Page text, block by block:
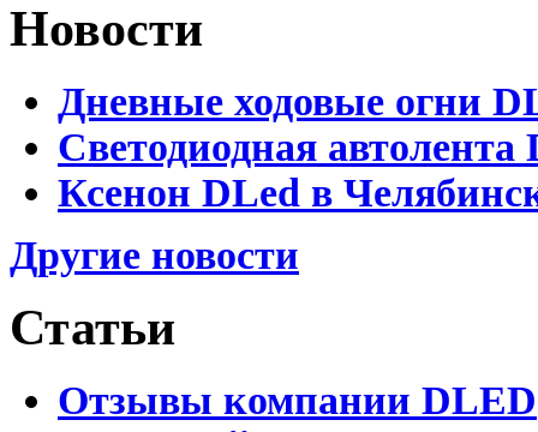
Новости
Дневные ходовые огни
Светодиодная
Ксенон DLed в
Другие новости
Статьи
Отзывы компании DLED